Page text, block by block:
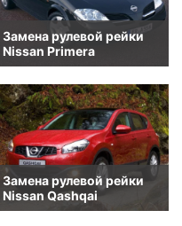
Замена рулевой рейки
Nissan Primera
Замена рулевой рейки
Nissan Qashqai